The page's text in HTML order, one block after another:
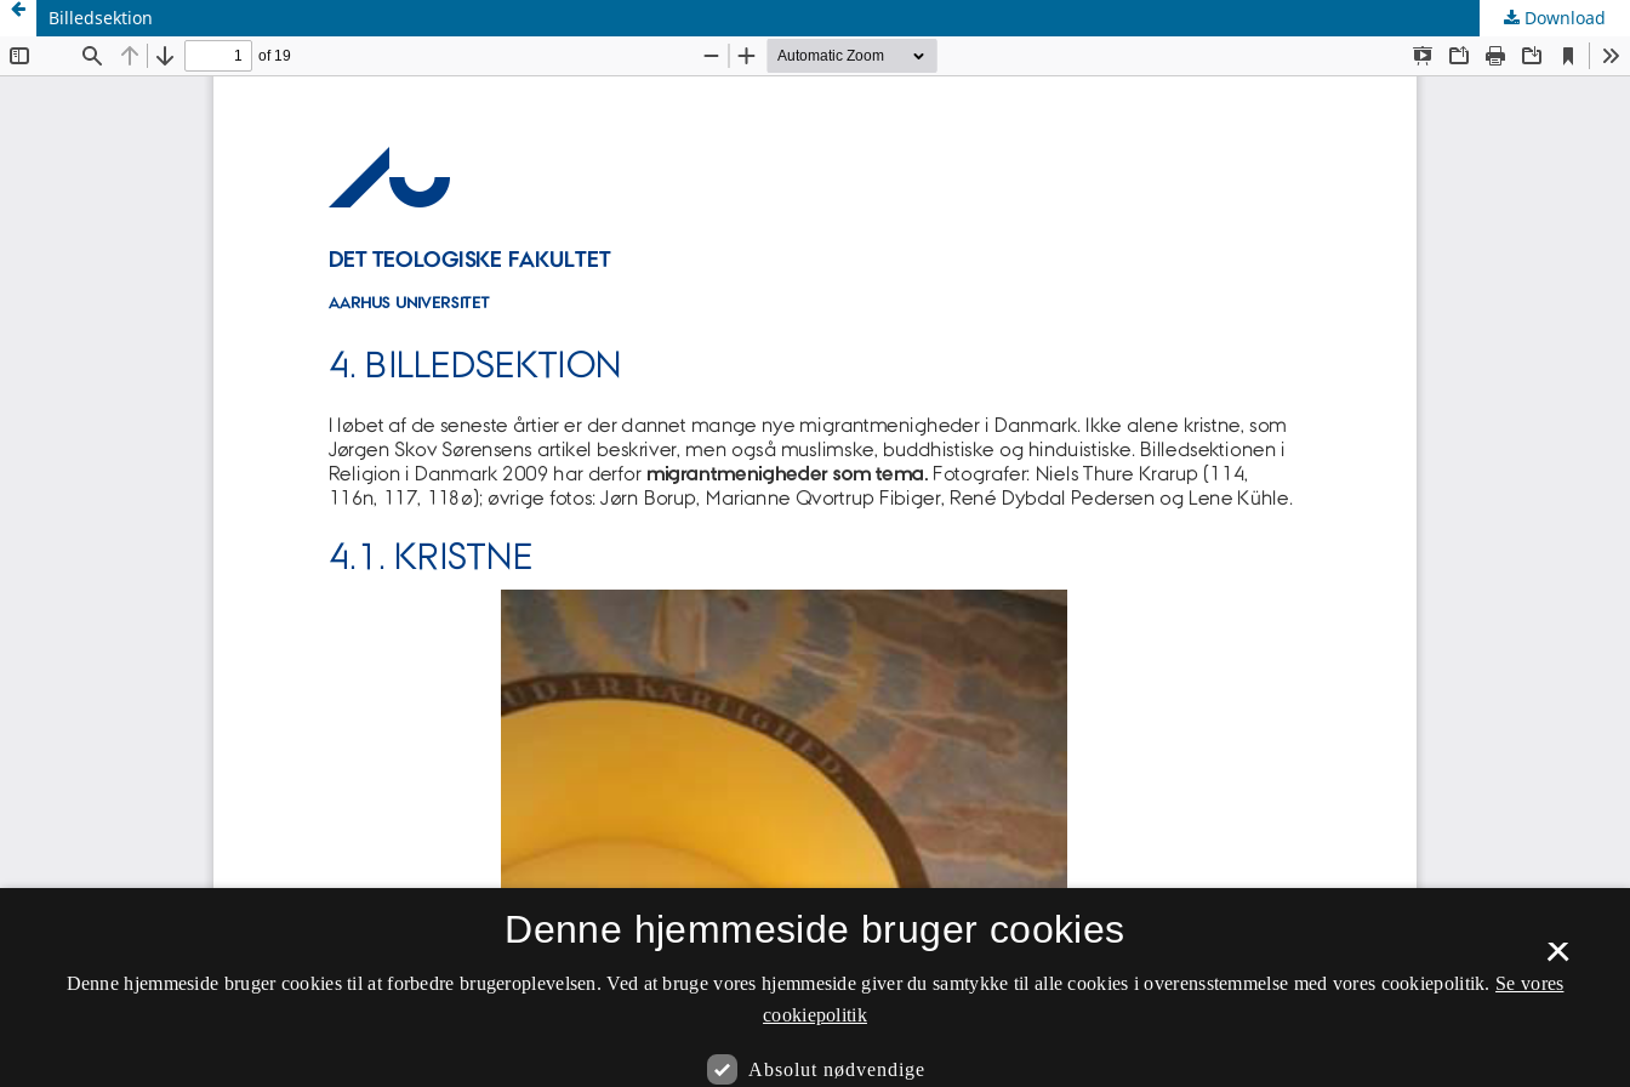
Billedsektion Download
×
Denne hjemmeside bruger cookies
Denne hjemmeside bruger cookies til at forbedre brugeroplevelsen. Ved at bruge vores hjemmeside giver du samtykke til alle cookies i overensstemmelse med vores cookiepolitik. Se vores
cookiepolitik
Absolut nødvendige